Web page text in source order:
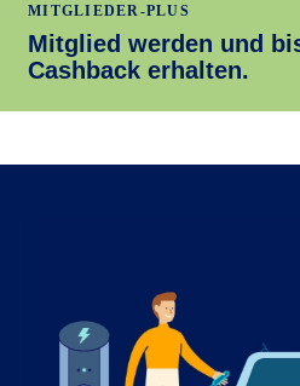
MITGLIEDER-PLUS
Mitglied werden und
Cashback erhalten.